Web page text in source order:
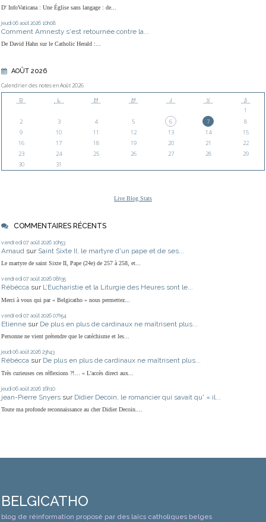
D' InfoVaticana : Une Église sans langage : de...
jeudi 06 août 2026 10h08
Comment Amnesty s'est retournée contre la...
De David Hahn sur le Catholic Herald :...
AOÛT 2026
Calendrier des notes en Août 2026
D L M M J V S
1
2
3 4 5 6 7
8
9
10 11 12 13 14
15
16
17 18 19 20 21
22
23
24 25 26 27 28
29
30
31
Live Blog Stats
COMMENTAIRES RÉCENTS
vendredi 07 août 2026 10h53
Arnaud sur Saint Sixte II, le martyre d'un pape et de ses...
Le martyre de saint Sixte II, Pape (24e) de 257 à 258, et...
vendredi 07 août 2026 08h35
Rébécca sur L’Eucharistie et la Liturgie des Heures sont le...
Merci à vous qui par « Belgicatho » nous permettez...
vendredi 07 août 2026 07h54
Etienne sur De plus en plus de cardinaux ne maîtrisent plus...
Personne ne vient prétendre que le catéchisme et les...
jeudi 06 août 2026 23h43
Rébécca sur De plus en plus de cardinaux ne maîtrisent plus...
Très curieuses ces réflexions ?!… « L'accès direct aux...
jeudi 06 août 2026 16h10
jean-Pierre Snyers sur Didier Decoin, le romancier qui savait qu' « il...
Toute ma profonde reconnaissance au cher Didier Decoin....
BELGICATHO
blog de réinformation proposé par des laïcs catholiques belges